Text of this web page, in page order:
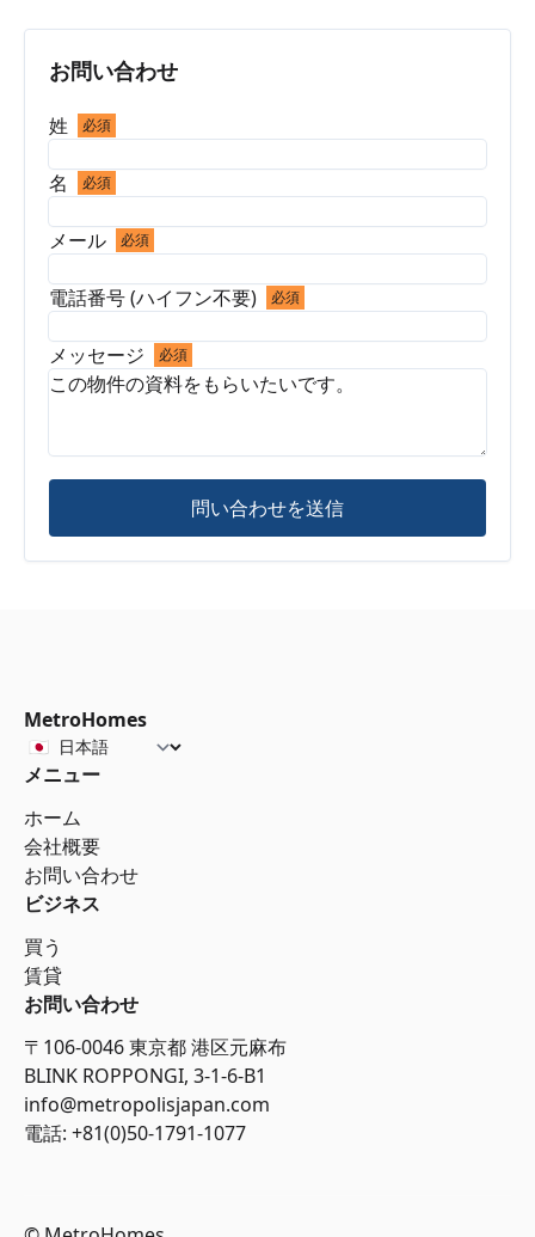
お問い合わせ
姓 必須
名 必須
メール 必須
電話番号 (ハイフン不要) 必須
メッセージ 必須
問い合わせを送信
MetroHomes
メニュー
ホーム
会社概要
お問い合わせ
ビジネス
買う
賃貸
お問い合わせ
〒106-0046 東京都 港区元麻布
BLINK ROPPONGI, 3-1-6-B1
info@metropolisjapan.com
電話: +81(0)50-1791-1077